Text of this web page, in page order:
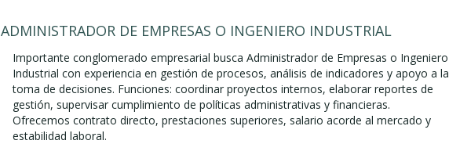
ADMINISTRADOR DE EMPRESAS O INGENIERO INDUSTRIAL
Importante conglomerado empresarial busca Administrador de Empresas o Ingeniero
Industrial con experiencia en gestión de procesos, análisis de indicadores y apoyo a la
toma de decisiones. Funciones: coordinar proyectos internos, elaborar reportes de
gestión, supervisar cumplimiento de políticas administrativas y financieras.
Ofrecemos contrato directo, prestaciones superiores, salario acorde al mercado y
estabilidad laboral.